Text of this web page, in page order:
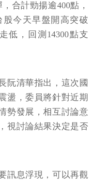
合計勁揚逾400點，
今天早盤開高突破
低，回測14300點支
阮清華指出，這次國
盪，委員將針對近期
勢發展，相互討論意
視討論結果決定是否
訊息浮現，可以再觀